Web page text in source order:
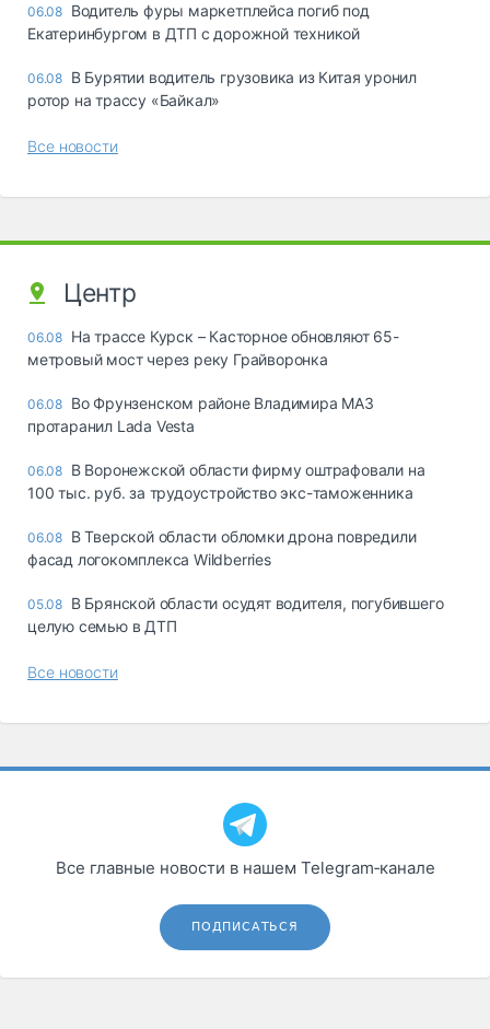
06.08 Водитель фуры маркетплейса погиб под
Екатеринбургом в ДТП с дорожной техникой
06.08 В Бурятии водитель грузовика из Китая уронил
ротор на трассу «Байкал»
Все новости
Центр
06.08 На трассе Курск – Касторное обновляют 65-
метровый мост через реку Грайворонка
06.08 Во Фрунзенском районе Владимира МАЗ
протаранил Lada Vesta
06.08 В Воронежской области фирму оштрафовали на
100 тыс. руб. за трудоустройство экс-таможенника
06.08 В Тверской области обломки дрона повредили
фасад логокомплекса Wildberries
05.08 В Брянской области осудят водителя, погубившего
целую семью в ДТП
Все новости
Все главные новости в нашем Telegram‑канале
ПОДПИСАТЬСЯ